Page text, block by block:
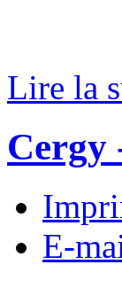
Lire la
Cergy
E-